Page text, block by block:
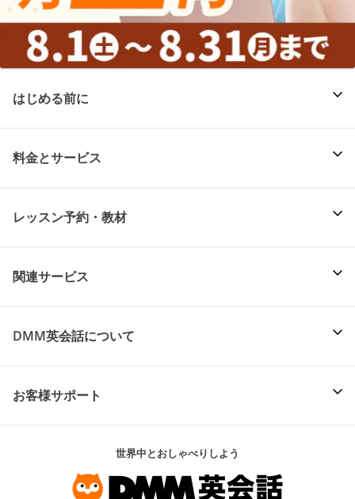
はじめる前に
料金とサービス
レッスン予約・教材
関連サービス
DMM英会話について
お客様サポート
世界中とおしゃべりしよう